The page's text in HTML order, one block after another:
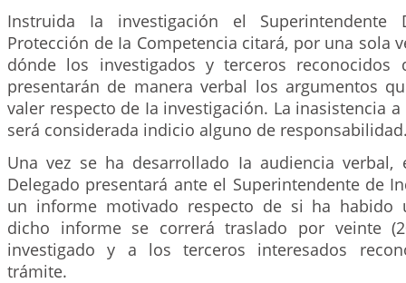
Instruida Ia investigación el Superintendente
Protección de Ia Competencia citará, por una sola
dónde los investigados y terceros reconocidos
presentarán de manera verbal los argumentos
valer respecto de Ia investigación. La inasistencia
será considerada indicio alguno de
Una vez se ha desarrollado Ia audiencia verbal,
Delegado presentará ante el Superintendente de
un informe motivado respecto de si ha habido
dicho informe se correrá traslado por veinte
investigado y a los terceros interesados
trámite.